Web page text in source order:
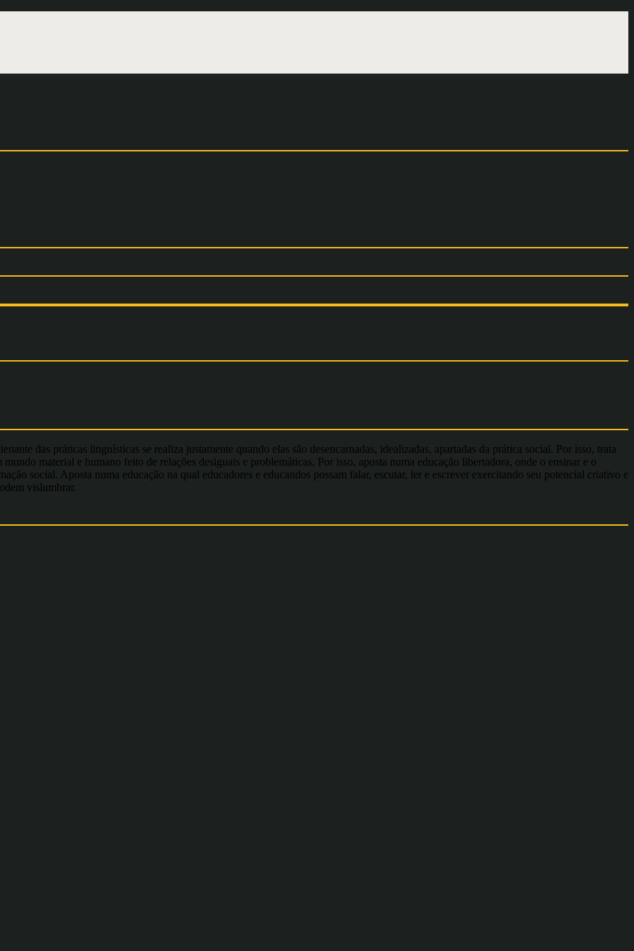
das práticas linguísticas se realiza justamente quando elas são desencarnadas, idealizadas, apartadas da prática social. Por isso, trata
material e humano feito de relações desiguais e problemáticas, Por isso, aposta numa educação libertadora, onde o ensinar e o
social. Aposta numa educação na qual educadores e educandos possam falar, escutar, ler e escrever exercitando seu potencial criativo e
vislumbrar.